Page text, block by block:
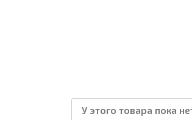
У этого товара пока